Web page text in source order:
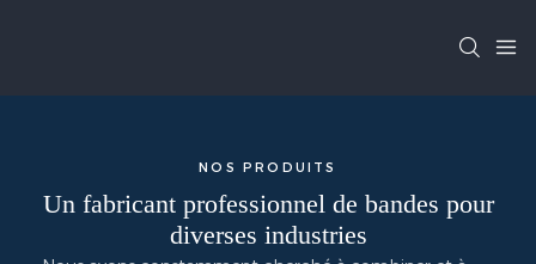
NOS PRODUITS
Un fabricant professionnel de bandes pour
diverses industries